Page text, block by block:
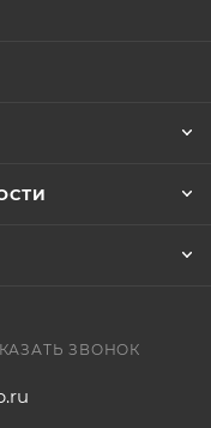
ЗВОНОК